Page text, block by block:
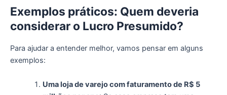
Exemplos práticos: Quem deveria
considerar o Lucro Presumido?
Para ajudar a entender melhor, vamos pensar em alguns
exemplos:
Uma loja de varejo com faturamento de R$ 5